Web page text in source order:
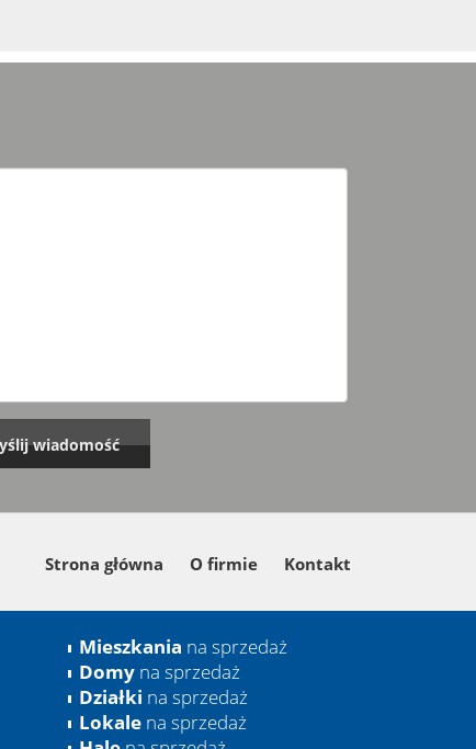
Strona główna O firmie Kontakt
Mieszkania na sprzedaż
Domy na sprzedaż
Działki na sprzedaż
Lokale na sprzedaż